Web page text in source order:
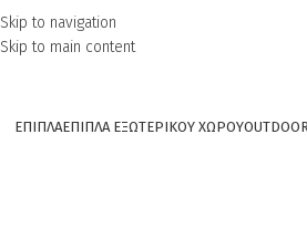
Skip to navigation
Skip to main content
ΕΠΙΠΛΑΕΠΙΠΛΑ ΕΞΩΤΕΡΙΚΟΥ ΧΩΡΟΥ